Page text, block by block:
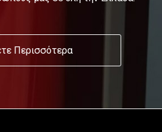
Περισσότερα